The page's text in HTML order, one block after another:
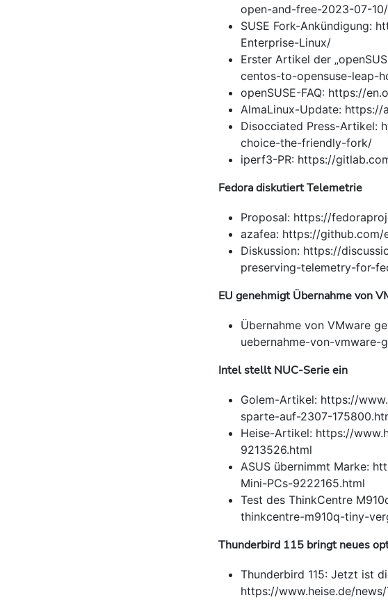
open-and-free-2023-07-10/
SUSE Fork-Ankündigung:
Enterprise-Linux/
Erster Artikel der
centos-to-opensuse-leap-
openSUSE-FAQ: https://
AlmaLinux-Update:
Disocciated Press-Artikel:
choice-the-friendly-fork/
iperf3-PR: https://
Fedora diskutiert Telemetrie
Proposal: https://
azafea: https://github.com/
Diskussion: https://
preserving-telemetry-for-
EU genehmigt Übernahme von
Übernahme von VMware
uebernahme-von-vmware-
Intel stellt NUC-Serie ein
Golem-Artikel: https://
sparte-auf-2307-
Heise-Artikel: https://
9213526.html
ASUS übernimmt Marke:
Mini-PCs-9222165.html
Test des ThinkCentre
thinkcentre-m910q-tiny-
Thunderbird 115 bringt neues
Thunderbird 115: Jetzt ist
https://www.heise.de/